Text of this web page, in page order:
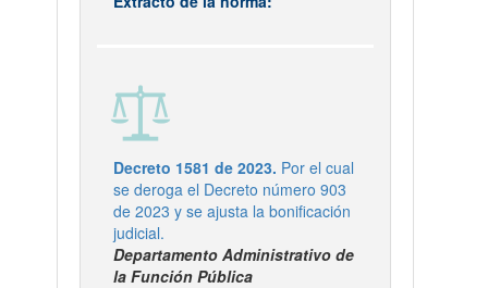
Decreto 1581 de 2023. Por el cual
se deroga el Decreto número 903
de 2023 y se ajusta la bonificación
judicial.
Departamento Administrativo de
la Función Pública